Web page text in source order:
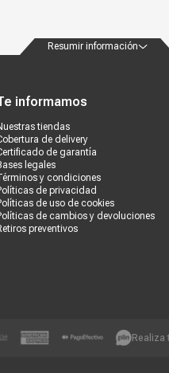
Resumir información
informamos
tiendas
de delivery
de garantía
legales
y condiciones
de privacidad
de uso de cookies
de cambios y devoluciones
preventivos
Realiza